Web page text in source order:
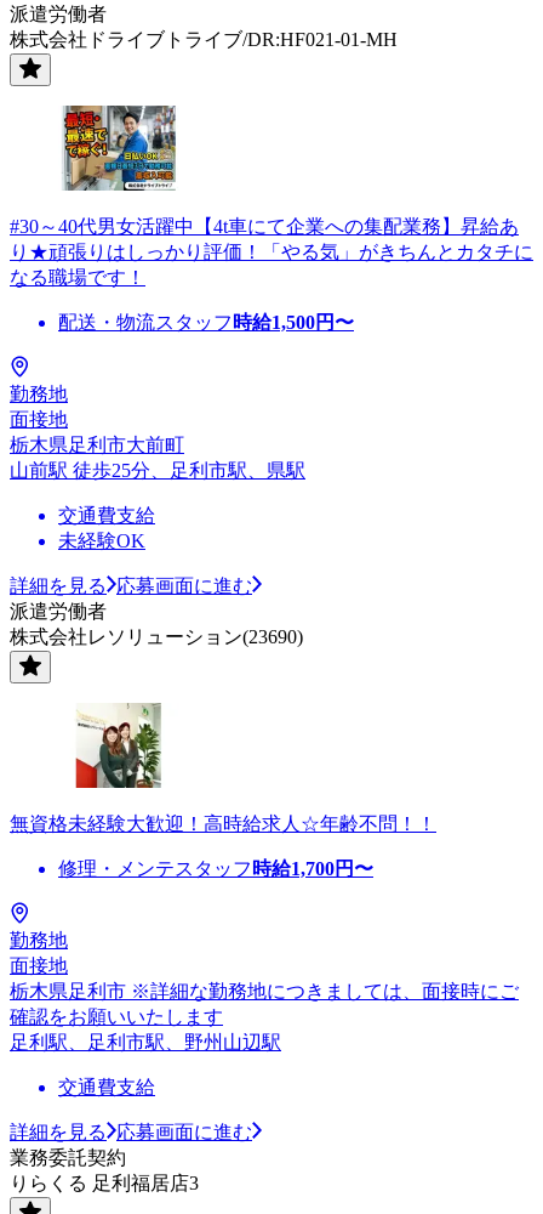
派遣労働者
株式会社ドライブトライブ/DR:HF021-01-MH
#30～40代男女活躍中【4t車にて企業への集配業務】昇給あ
り★頑張りはしっかり評価！「やる気」がきちんとカタチに
なる職場です！
配送・物流スタッフ 時給1,500円〜
勤務地
面接地
栃木県足利市大前町
山前駅 徒歩25分、足利市駅、県駅
交通費支給
未経験OK
詳細を見る
応募画面に進む
派遣労働者
株式会社レソリューション(23690)
無資格未経験大歓迎！高時給求人☆年齢不問！！
修理・メンテスタッフ 時給1,700円〜
勤務地
面接地
栃木県足利市 ※詳細な勤務地につきましては、面接時にご
確認をお願いいたします
足利駅、足利市駅、野州山辺駅
交通費支給
詳細を見る
応募画面に進む
業務委託契約
りらくる 足利福居店3